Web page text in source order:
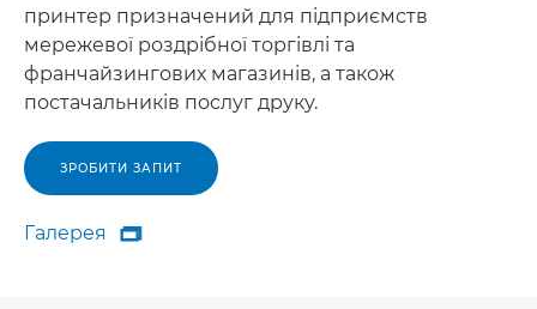
принтер призначений для підприємств
мережевої роздрібної торгівлі та
франчайзингових магазинів, а також
постачальників послуг друку.
ЗРОБИТИ ЗАПИТ
Галерея
Галерея
